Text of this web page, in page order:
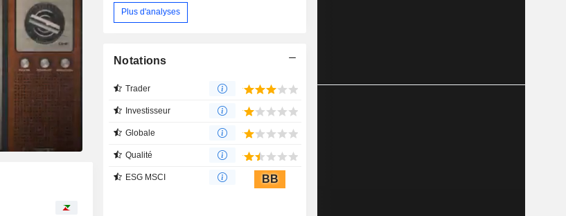
Plus d'analyses
Notations
Trader
Investisseur
Globale
Qualité
ESG MSCI BB